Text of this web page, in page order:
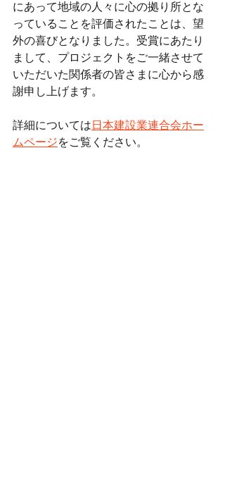
にあって地域の人々に心の拠り所とな
っていることを評価されたことは、望
外の喜びとなりました。受賞にあたり
まして、プロジェクトをご一緒させて
いただいた関係者の皆さまに心から感
謝申し上げます。
詳細については 日本建設業連合会ホー
ムページをご覧ください。